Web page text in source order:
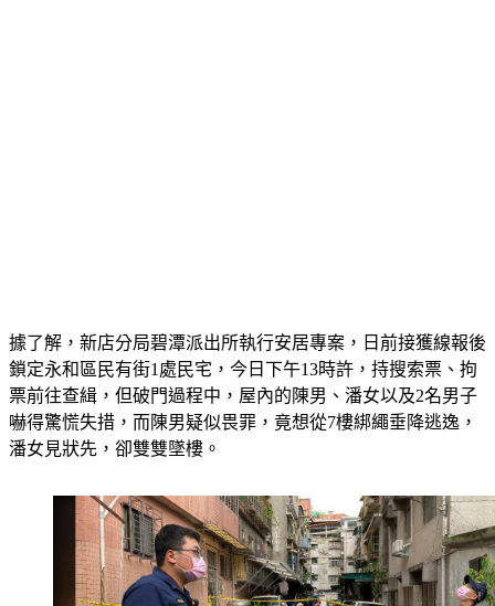
據了解，新店分局碧潭派出所執行安居專案，日前接獲線報後
鎖定永和區民有街1處民宅，今日下午13時許，持搜索票、拘
票前往查緝，但破門過程中，屋內的陳男、潘女以及2名男子
嚇得驚慌失措，而陳男疑似畏罪，竟想從7樓綁繩垂降逃逸，